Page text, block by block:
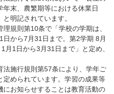
末、農繁期等における休業日
明記されています。
規則第10条で「学校の学期は、
から7月31日まで。第2学期 8月
1日から3月31日まで」と定め、
施行規則第57条により、学年ご
定められています。学習の成果等
にお知らせすることは教育活動の